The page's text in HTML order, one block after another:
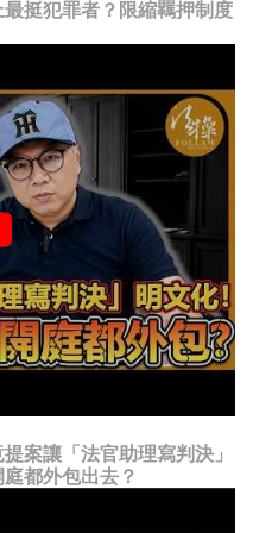
挺犯罪者？限縮羈押制度
案讓「法官助理寫判決」
都外包出去？